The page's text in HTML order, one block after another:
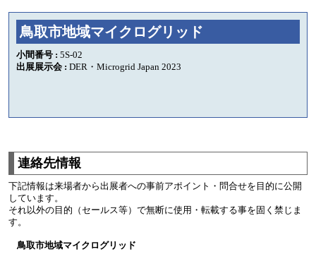
鳥取市地域マイクログリッド
小間番号 : 5S-02
出展展示会 : DER・Microgrid Japan 2023
連絡先情報
下記情報は来場者から出展者への事前アポイント・問合せを目的に公開
しています。
それ以外の目的（セールス等）で無断に使用・転載する事を固く禁じま
す。
鳥取市地域マイクログリッド